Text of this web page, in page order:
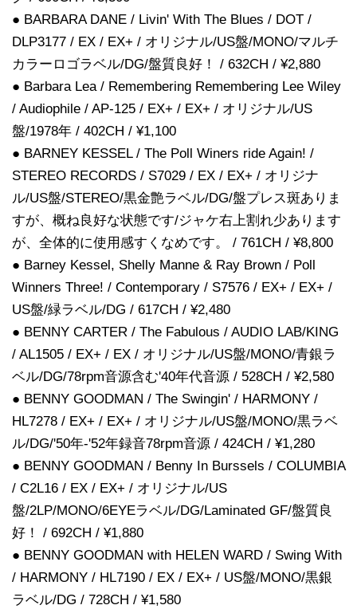
● BARBARA DANE / Livin' With The Blues / DOT /
DLP3177 / EX / EX+ / オリジナル/US盤/MONO/マルチ
カラーロゴラベル/DG/盤質良好！ / 632CH / ¥2,880
● Barbara Lea / Remembering Remembering Lee Wiley
/ Audiophile / AP-125 / EX+ / EX+ / オリジナル/US
盤/1978年 / 402CH / ¥1,100
● BARNEY KESSEL / The Poll Winers ride Again! /
STEREO RECORDS / S7029 / EX / EX+ / オリジナ
ル/US盤/STEREO/黒金艶ラベル/DG/盤プレス斑ありま
すが、概ね良好な状態です/ジャケ右上割れ少あります
が、全体的に使用感すくなめです。 / 761CH / ¥8,800
● Barney Kessel, Shelly Manne & Ray Brown / Poll
Winners Three! / Contemporary / S7576 / EX+ / EX+ /
US盤/緑ラベル/DG / 617CH / ¥2,480
● BENNY CARTER / The Fabulous / AUDIO LAB/KING
/ AL1505 / EX+ / EX / オリジナル/US盤/MONO/青銀ラ
ベル/DG/78rpm音源含む'40年代音源 / 528CH / ¥2,580
● BENNY GOODMAN / The Swingin' / HARMONY /
HL7278 / EX+ / EX+ / オリジナル/US盤/MONO/黒ラベ
ル/DG/'50年-'52年録音78rpm音源 / 424CH / ¥1,280
● BENNY GOODMAN / Benny In Burssels / COLUMBIA
/ C2L16 / EX / EX+ / オリジナル/US
盤/2LP/MONO/6EYEラベル/DG/Laminated GF/盤質良
好！ / 692CH / ¥1,880
● BENNY GOODMAN with HELEN WARD / Swing With
/ HARMONY / HL7190 / EX / EX+ / US盤/MONO/黒銀
ラベル/DG / 728CH / ¥1,580